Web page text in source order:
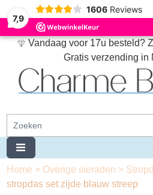
7,9
1606 Reviews
Vandaag voor 17u besteld?
Gratis verzending in
Home > Overige sieraden >
stropdas set zijde blauw streep